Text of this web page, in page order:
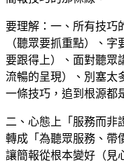
要理解：一、所有技
（聽眾要抓重點）、
要跟得上）、面對聽眾
流暢的呈現）、別塞
一條技巧，追到根源都
二、心態上「服務而
轉成「為聽眾服務、帶
讓簡報從根本變好（見